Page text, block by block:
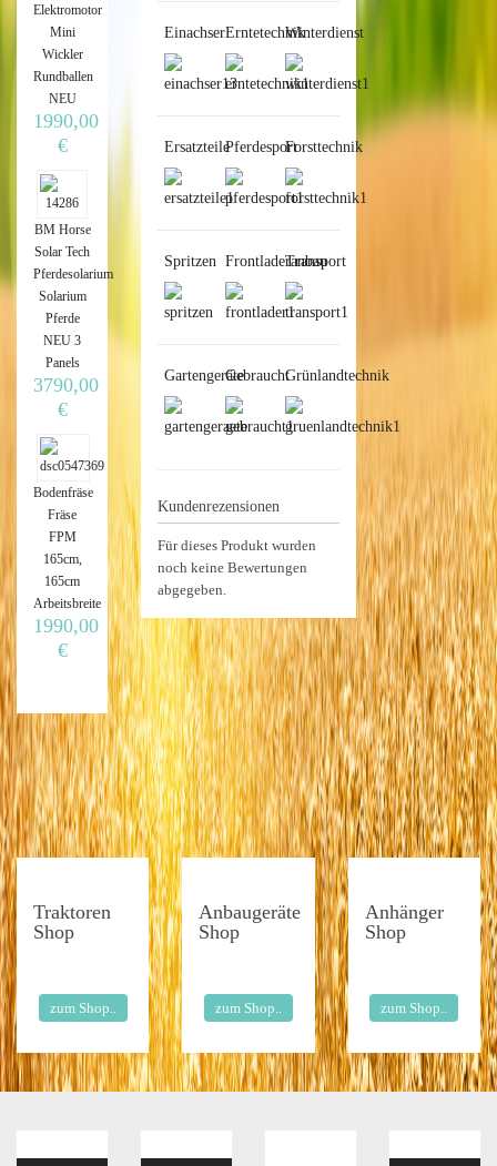
EinachserErntetechnikWinterdienst
ErsatzteilePferdesportForsttechnik
Spritzen Frontladeranbau
Transport
GartengeräteGebrauchtGrünlandtechnik
Kundenrezensionen
Für dieses Produkt wurden
noch keine Bewertungen
abgegeben.
Elektromotor
Mini
Wickler
Rundballen
NEU
1990,00
€
BM Horse
Solar Tech
Pferdesolarium
Solarium
Pferde
NEU 3
Panels
3790,00
€
Bodenfräse
Fräse
FPM
165cm,
165cm
Arbeitsbreite
1990,00
€
Traktoren
Shop
zum Shop..
Anbaugeräte
Shop
zum Shop..
Anhänger
Shop
zum Shop..